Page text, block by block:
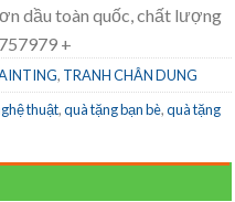
dầu toàn quốc, chất lượng
+
, TRANH CHÂN DUNG
thuật,quà tặng bạn bè,quà tặng